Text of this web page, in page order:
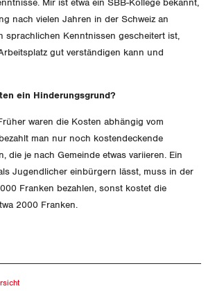
Mir ist etwa ein SBB-Kollege bekannt,
nach vielen Jahren in der Schweiz an
sprachlichen Kenntnissen gescheitert ist,
gut verständigen kann und
ein Hinderungsgrund?
waren die Kosten abhängig vom
man nur noch kostendeckende
die je nach Gemeinde etwas variieren. Ein
Jugendlicher einbürgern lässt, muss in der
Franken bezahlen, sonst kostet die
2000 Franken.